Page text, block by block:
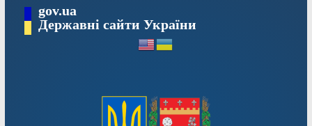
Перейтиgov.ua
Державні сайти України